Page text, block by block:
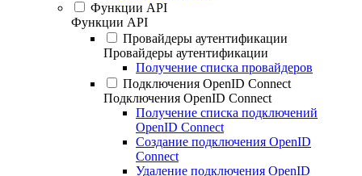
Функции API
Функции API
Провайдеры аутентификации
Провайдеры аутентификации
Получение списка провайдеров
Подключения OpenID Connect
Подключения OpenID Connect
Получение списка подключений
OpenID Connect
Создание подключения OpenID
Connect
Удаление подключения OpenID